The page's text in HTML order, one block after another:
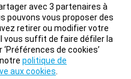
avec 3 partenaires à
pouvons vous proposer des
retirer ou modifier votre
suffit de faire défiler la
de cookies’
politique de
aux cookies